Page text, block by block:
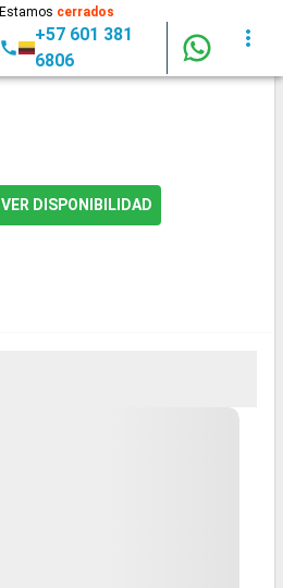
Estamos cerrados
+57 601 381
6806
VER DISPONIBILIDAD